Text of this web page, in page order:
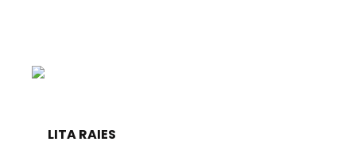
LITA RAIES